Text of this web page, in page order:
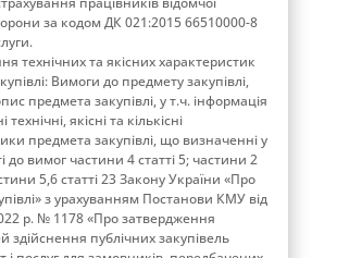
за кодом ДК 021:2015 66510000-8
технічних та якісних характеристик
Вимоги до предмету закупівлі,
предмета закупівлі, у т.ч. інформація
технічні, якісні та кількісні
предмета закупівлі, що визначенні у
до вимог частини 4 статті 5; частини 2
5,6 статті 23 Закону України «Про
з урахуванням Постанови КМУ від
р. № 1178 «Про затвердження
здійснення публічних закупівель